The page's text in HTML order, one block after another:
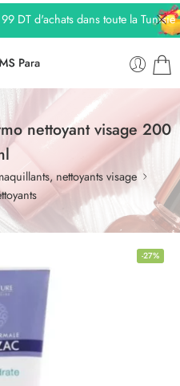
DT d'achats dans toute la Tunisie
nettoyant visage 200
nettoyants visage
-27%